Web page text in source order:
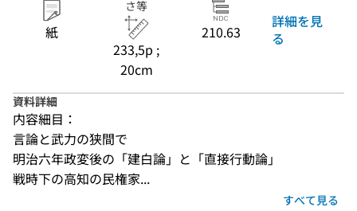
紙
さ等
233,5p ;
20cm
210.63
詳細を見
る
資料詳細
内容細目：
言論と武力の狭間で
明治六年政変後の「建白論」と「直接行動論」
戦時下の高知の民権家...
すべて見る